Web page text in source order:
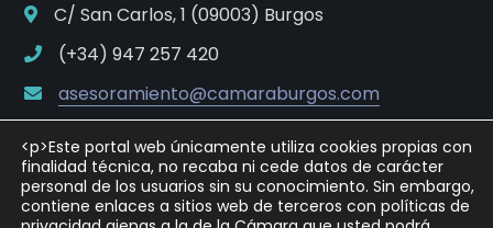
C/ San Carlos, 1 (09003) Burgos
(+34) 947 257 420
asesoramiento@camaraburgos.com
<p>Este portal web únicamente utiliza cookies propias con
finalidad técnica, no recaba ni cede datos de carácter
personal de los usuarios sin su conocimiento. Sin embargo,
contiene enlaces a sitios web de terceros con políticas de